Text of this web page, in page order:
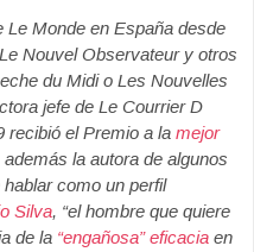
Monde en España desde
Nouvel Observateur y otros
du Midi o Les Nouvelles
jefe de Le Courrier D
recibió el Premio a la mejor
además la autora de algunos
como un perfil
Silva, “el hombre que quiere
de la “engañosa” eficacia en